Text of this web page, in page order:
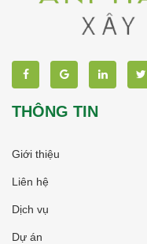
THÔNG TIN
Giới thiệu
Liên hệ
Dịch vụ
Dự án